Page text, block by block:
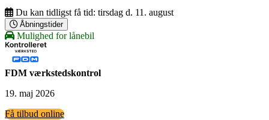
Du kan tidligst få tid: tirsdag d. 11. august
Åbningstider
Mulighed for lånebil
FDM værkstedskontrol
19. maj 2026
Få tilbud online